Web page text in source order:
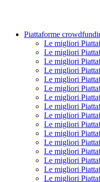
Piattaforme
Le migliori
Le migliori
Le migliori
Le migliori
Le migliori
Le migliori
Le migliori
Le migliori
Le migliori
Le migliori
Le migliori
Le migliori
Le migliori
Le migliori
Le migliori
Le migliori